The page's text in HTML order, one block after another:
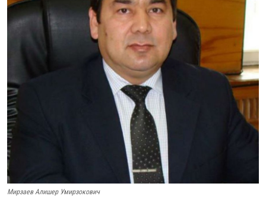
ГНМБ
История здравоохранения Узбекистана
Фотогалерея
Медики Узбекистана
ВАК
ИИ
Статистика
Мирзаев Алишер Умирзокович